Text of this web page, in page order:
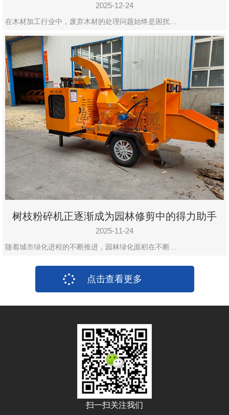
2025-12-24
在木材加工行业中，废弃木材的处理问题始终是困扰…
树枝粉碎机正逐渐成为园林修剪中的得力助手
2025-11-24
随着城市绿化进程的不断推进，园林绿化面积在不断…
点击查看更多
扫一扫关注我们